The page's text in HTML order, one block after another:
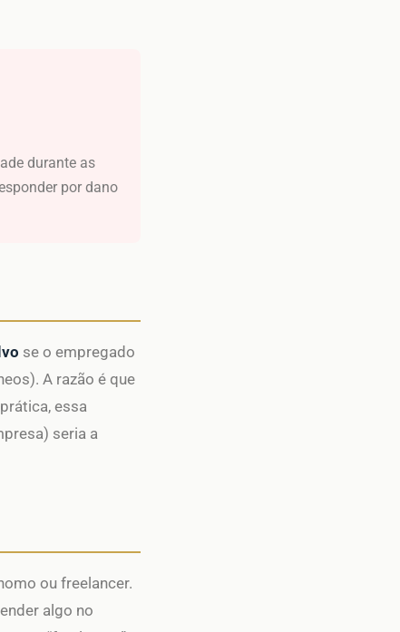
durante as
por dano
se o empregado
A razão é que
essa
seria a
ou freelancer.
algo no